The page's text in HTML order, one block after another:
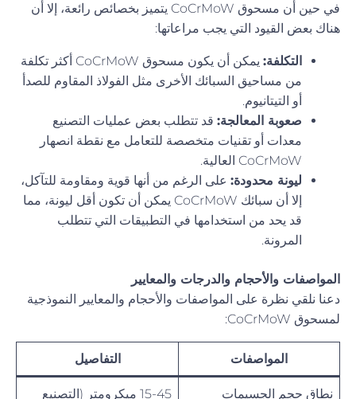
في حين أن مسحوق CoCrMoW يتميز بخصائص رائعة، إلا أن
هناك بعض القيود التي يجب مراعاتها:
التكلفة:
يمكن أن يكون مسحوق CoCrMoW أكثر تكلفة
من مساحيق السبائك الأخرى مثل الفولاذ المقاوم للصدأ
أو التيتانيوم.
صعوبة المعالجة:قد تتطلب بعض عمليات التصنيع
معدات أو تقنيات متخصصة للتعامل مع نقطة انصهار
CoCrMoW العالية.
ليونة محدودة:على الرغم من أنها قوية ومقاومة للتآكل،
إلا أن سبائك CoCrMoW يمكن أن تكون أقل ليونة، مما
قد يحد من استخدامها في التطبيقات التي تتطلب
المرونة.
المواصفات والأحجام والدرجات والمعايير
دعنا نلقي نظرة على المواصفات والأحجام والمعايير النموذجية
لمسحوق CoCrMoW:
المواصفات التفاصيل
نطاق حجم الجسيمات
15-45 ميكرومتر (التصنيع